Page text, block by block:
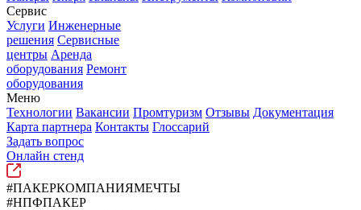
Сервис
Услуги Инженерные
решения Сервисные
центры Аренда
оборудования Ремонт
оборудования
Меню
Технологии Вакансии Промтуризм Отзывы Документация
Карта партнера Контакты Глоссарий
Задать вопрос
Онлайн стенд
#ПАКЕРКОМПАНИЯМЕЧТЫ
#НПФПАКЕР